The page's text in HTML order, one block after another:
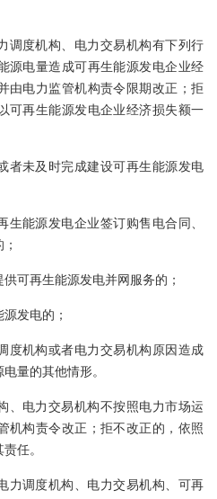
调度机构、电力交易机构有下列行
源电量造成可再生能源发电企业经
由电力监管机构责令限期改正；拒
可再生能源发电企业经济损失额一
者未及时完成建设可再生能源发电
生能源发电企业签订购售电合同、
供可再生能源发电并网服务的；
发电的；
度机构或者电力交易机构原因造成
量的其他情形。
、电力交易机构不按照电力市场运
机构责令改正；拒不改正的，依照
任。
力调度机构、电力交易机构、可再